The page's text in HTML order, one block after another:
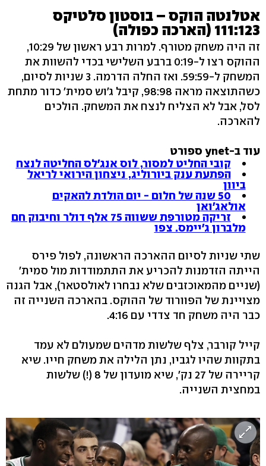
אטלנטה הוקס – בוסטון סלטיקס
111:123 (הארכה כפולה)
זה היה משחק מטורף. למרות רבע ראשון של 10:29,
ההוקס רצו ל-0:19 ברבע השלישי בכדי להשוות את
המשחק ל-59:59. ואז החלה הדרמה. 3 שניות לסיום,
כשהתוצאה מראה 98:98, קיבל ג'וש סמית' כדור מתחת
לסל, אבל לא הצליח לנצח את המשחק. הולכים
להארכה.
עוד ב-ynet ספורט
קובי החליט למסור, לוס אנג'לס החליטה לנצח
הפתעת ענק ביורוליג, ניצחון הירואי לריאל
ביוון
50 שנה של חלום - יום הולדת להאקים
אולאג'ואן
זריקה מטורפת ששווה 75 אלף דולר וחיבוק חם
מלברון ג'יימס. צפו
שתי שניות לסיום ההארכה הראשונה, לפול פירס
הייתה הזדמנות להכריע את התתמודדות מול סמית'
(שניים מהמאוכזבים שלא נבחרו לאולסטאר), אבל הגנה
מצויינת של הפוורוד של ההוקס. בהארכה השנייה זה
כבר היה משחק חד צדדי עם 4:16.
קייל קורבר, צלף שלשות מדהים שמעולם לא עמד
בתקוות שהיו לגביו, נתן הלילה את משחק חייו. שיא
קריירה של 27 נק', שיא מועדון של 8 (!) שלשות
במחצית השנייה.